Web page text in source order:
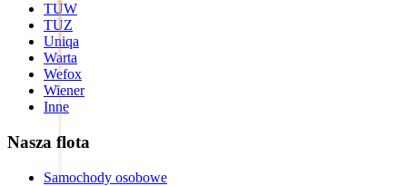
TUW
TUZ
Uniqa
Warta
Wefox
Wiener
Inne
Nasza flota
Samochody osobowe